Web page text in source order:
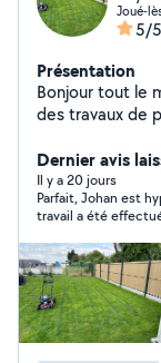
Joué-
5/5
Présentation
Bonjour tout le monde, Je propose
des travaux de
intervenir en
ce qui me
toutes types. - Montage de meubles - Travaux de
jardinage,
déchetterie
Dernier avis
Il y a 20 jours
Parfait, Johan est
travail a été